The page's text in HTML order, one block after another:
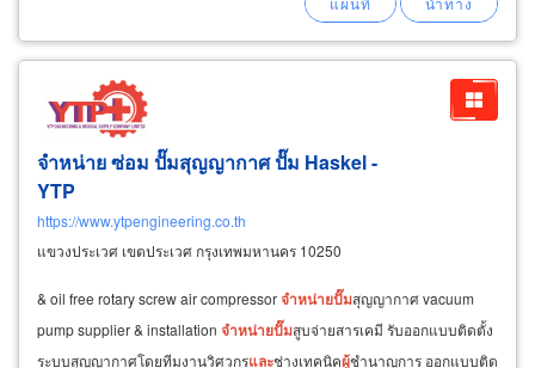
จำหน่าย ซ่อม ปั๊มสุญญากาศ ปั๊ม Haskel -
YTP
https://www.ytpengineering.co.th
แขวงประเวศ เขตประเวศ กรุงเทพมหานคร 10250
& oil free rotary screw air compressorจำหน่ายปั๊มสุญญากาศ vacuum
pump supplier & installation จำหน่ายปั๊มสูบจ่ายสารเคมี รับออกแบบติดตั้ง
ระบบสุญญากาศโดยทีมงานวิศวกรและช่างเทคนิคผู้ชำนาญการ ออกแบบติด